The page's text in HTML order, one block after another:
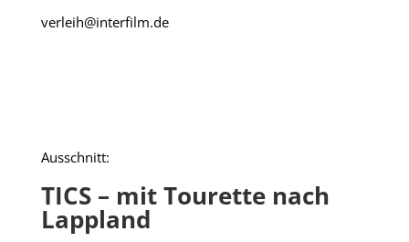
verleih@interfilm.de
Ausschnitt:
TICS – mit Tourette nach
Lappland